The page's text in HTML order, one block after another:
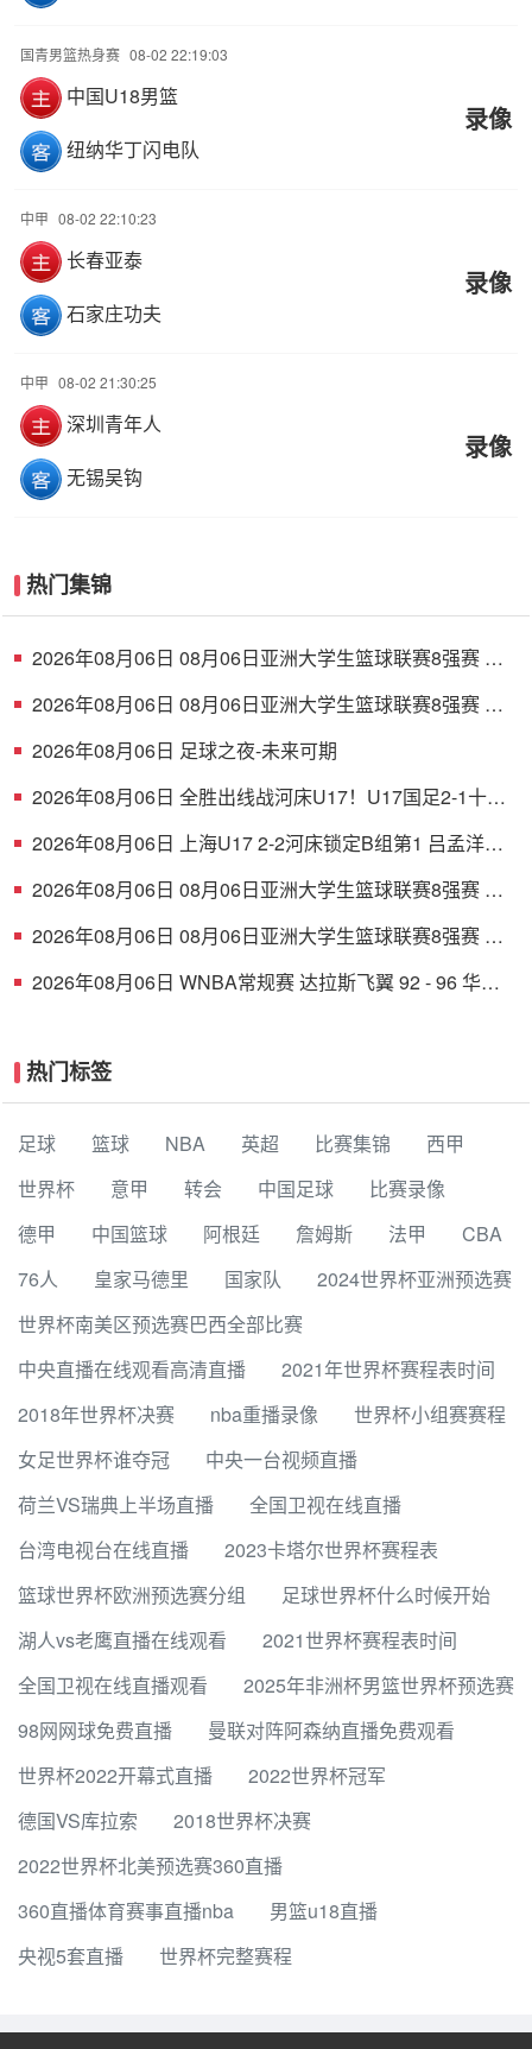
国青男篮热身赛 08-02 22:19:03
中国U18男篮
纽纳华丁闪电队
录像
中甲 08-02 22:10:23
长春亚泰
石家庄功夫
录像
中甲 08-02 21:30:25
深圳青年人
无锡吴钩
录像
热门集锦
2026年08月06日 08月06日亚洲大学生篮球联赛8强赛 清
2026年08月06日 08月06日亚洲大学生篮球联赛8强赛 早
2026年08月06日 足球之夜-未来可期
2026年08月06日 全胜出线战河床U17！U17国足2-1十人
2026年08月06日 上海U17 2-2河床锁定B组第1 吕孟洋点
2026年08月06日 08月06日亚洲大学生篮球联赛8强赛 北
2026年08月06日 08月06日亚洲大学生篮球联赛8强赛 延
2026年08月06日 WNBA常规赛 达拉斯飞翼 92 - 96 华盛
热门标签
足球 篮球 NBA 英超 比赛集锦
西甲
世界杯
意甲 转会 中国足球
比赛录像
德甲
中国篮球 阿根廷 詹姆斯 法甲
CBA
76人
皇家马德里 国家队
2024世界杯亚洲预选赛
世界杯南美区预选赛巴西全部比赛
中央直播在线观看高清直播
2021年世界杯赛程表时间
2018年世界杯决赛
nba重播录像
世界杯小组赛赛程
女足世界杯谁夺冠
中央一台视频直播
荷兰VS瑞典上半场直播
全国卫视在线直播
台湾电视台在线直播
2023卡塔尔世界杯赛程表
篮球世界杯欧洲预选赛分组
足球世界杯什么时候开始
湖人vs老鹰直播在线观看
2021世界杯赛程表时间
全国卫视在线直播观看
2025年非洲杯男篮世界杯预选赛
98网网球免费直播
曼联对阵阿森纳直播免费观看
世界杯2022开幕式直播
2022世界杯冠军
德国VS库拉索
2018世界杯决赛
2022世界杯北美预选赛360直播
360直播体育赛事直播nba
男篮u18直播
央视5套直播
世界杯完整赛程